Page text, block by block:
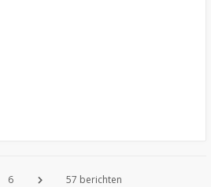
6 57 berichten